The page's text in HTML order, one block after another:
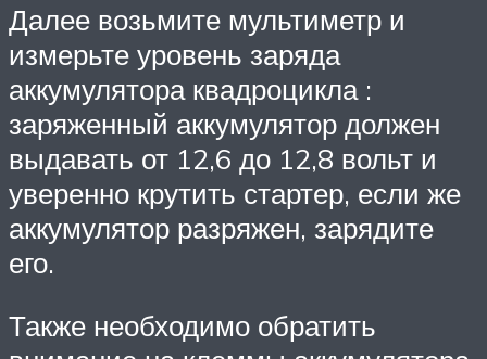
Далее возьмите мультиметр и
измерьте уровень заряда
аккумулятора квадроцикла :
заряженный аккумулятор должен
выдавать от 12,6 до 12,8 вольт и
уверенно крутить стартер, если же
аккумулятор разряжен, зарядите
его.
Также необходимо обратить